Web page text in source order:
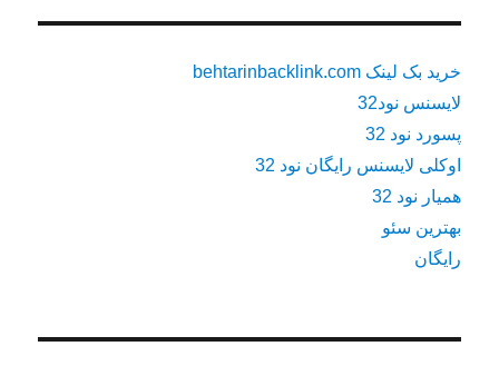
خرید بک لینک behtarinbacklink.com
لایسنس نود32
پسورد نود 32
اوکلی لایسنس رایگان نود 32
همیار نود 32
بهترین سئو
رایگان